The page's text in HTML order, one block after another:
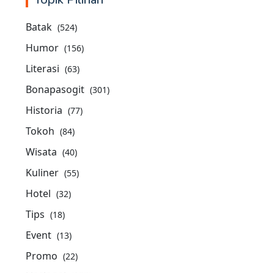
Batak (524)
Humor (156)
Literasi (63)
Bonapasogit (301)
Historia (77)
Tokoh (84)
Wisata (40)
Kuliner (55)
Hotel (32)
Tips (18)
Event (13)
Promo (22)